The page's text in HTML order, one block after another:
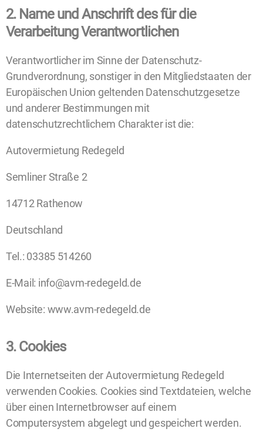
2. Name und Anschrift des für die
Verarbeitung Verantwortlichen
Verantwortlicher im Sinne der Datenschutz-
Grundverordnung, sonstiger in den Mitgliedstaaten der
Europäischen Union geltenden Datenschutzgesetze
und anderer Bestimmungen mit
datenschutzrechtlichem Charakter ist die:
Autovermietung Redegeld
Semliner Straße 2
14712 Rathenow
Deutschland
Tel.: 03385 514260
E-Mail: info@avm-redegeld.de
Website: www.avm-redegeld.de
3. Cookies
Die Internetseiten der Autovermietung Redegeld
verwenden Cookies. Cookies sind Textdateien, welche
über einen Internetbrowser auf einem
Computersystem abgelegt und gespeichert werden.